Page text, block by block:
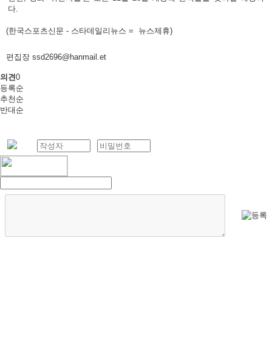
다.
(한국스포츠신문 - 스타데일리뉴스 = 뉴스제휴)
편집장 ssd2696@hanmail.et
의견0
등록순
추천순
반대순